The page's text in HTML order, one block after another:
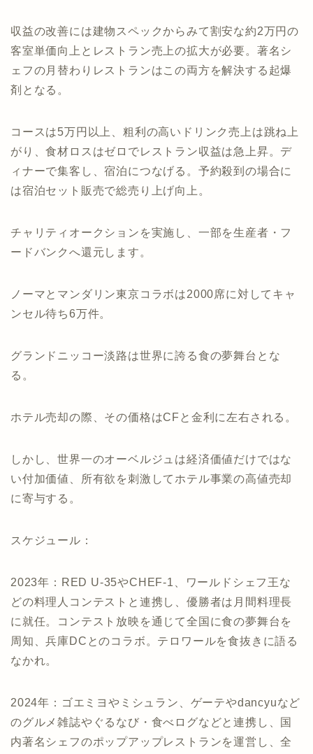
収益の改善には建物スペックからみて割安な約2万円の
客室単価向上とレストラン売上の拡大が必要。著名シ
ェフの月替わりレストランはこの両方を解決する起爆
剤となる。
コースは5万円以上、粗利の高いドリンク売上は跳ね上
がり、食材ロスはゼロでレストラン収益は急上昇。デ
ィナーで集客し、宿泊につなげる。予約殺到の場合に
は宿泊セット販売で総売り上げ向上。
チャリティオークションを実施し、一部を生産者・フ
ードバンクへ還元します。
ノーマとマンダリン東京コラボは2000席に対してキャ
ンセル待ち6万件。
グランドニッコー淡路は世界に誇る食の夢舞台とな
る。
ホテル売却の際、その価格はCFと金利に左右される。
しかし、世界一のオーベルジュは経済価値だけではな
い付加価値、所有欲を刺激してホテル事業の高値売却
に寄与する。
スケジュール：
2023年：RED U-35やCHEF-1、ワールドシェフ王な
どの料理人コンテストと連携し、優勝者は月間料理長
に就任。コンテスト放映を通じて全国に食の夢舞台を
周知、兵庫DCとのコラボ。テロワールを食抜きに語る
なかれ。
2024年：ゴエミヨやミシュラン、ゲーテやdancyuなど
のグルメ雑誌やぐるなび・食べログなどと連携し、国
内著名シェフのポップアップレストランを運営し、全